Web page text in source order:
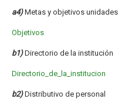
a4)Metas y objetivos
Objetivos
b1)Directorio de la institución
Directorio_de_la_institucion
b2)Distributivo de personal